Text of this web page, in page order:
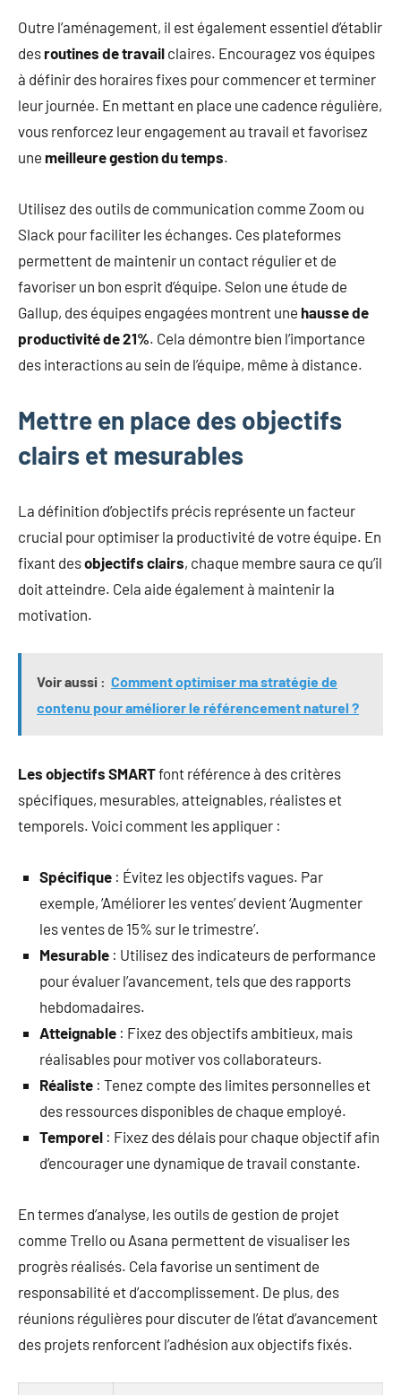
Outre l’aménagement, il est également essentiel d’établir
desroutines de travail claires. Encouragez vos équipes
à définir des horaires fixes pour commencer et terminer
leur journée. En mettant en place une cadence régulière,
vous renforcez leur engagement au travail et favorisez
une meilleure gestion du temps.
Utilisez des outils de communication comme Zoom ou
Slack pour faciliter les échanges. Ces plateformes
permettent de maintenir un contact régulier et de
favoriser un bon esprit d’équipe. Selon une étude de
Gallup, des équipes engagées montrent une hausse de
productivité de 21%. Cela démontre bien l’importance
des interactions au sein de l’équipe, même à distance.
Mettre en place des objectifs
clairs et mesurables
La définition d’objectifs précis représente un facteur
crucial pour optimiser la productivité de votre équipe. En
fixant desobjectifs clairs, chaque membre saura ce qu’il
doit atteindre. Cela aide également à maintenir la
motivation.
Voir aussi : Comment optimiser ma stratégie de
contenu pour améliorer le référencement naturel ?
Les objectifs SMARTfont référence à des critères
spécifiques, mesurables, atteignables, réalistes et
temporels. Voici comment les appliquer :
Spécifique : Évitez les objectifs vagues. Par
exemple, ‘Améliorer les ventes’ devient ‘Augmenter
les ventes de 15% sur le trimestre’.
Mesurable : Utilisez des indicateurs de performance
pour évaluer l’avancement, tels que des rapports
hebdomadaires.
Atteignable : Fixez des objectifs ambitieux, mais
réalisables pour motiver vos collaborateurs.
Réaliste : Tenez compte des limites personnelles et
des ressources disponibles de chaque employé.
Temporel : Fixez des délais pour chaque objectif afin
d’encourager une dynamique de travail constante.
En termes d’analyse, les outils de gestion de projet
comme Trello ou Asana permettent de visualiser les
progrès réalisés. Cela favorise un sentiment de
responsabilité et d’accomplissement. De plus, des
réunions régulières pour discuter de l’état d’avancement
des projets renforcent l’adhésion aux objectifs fixés.